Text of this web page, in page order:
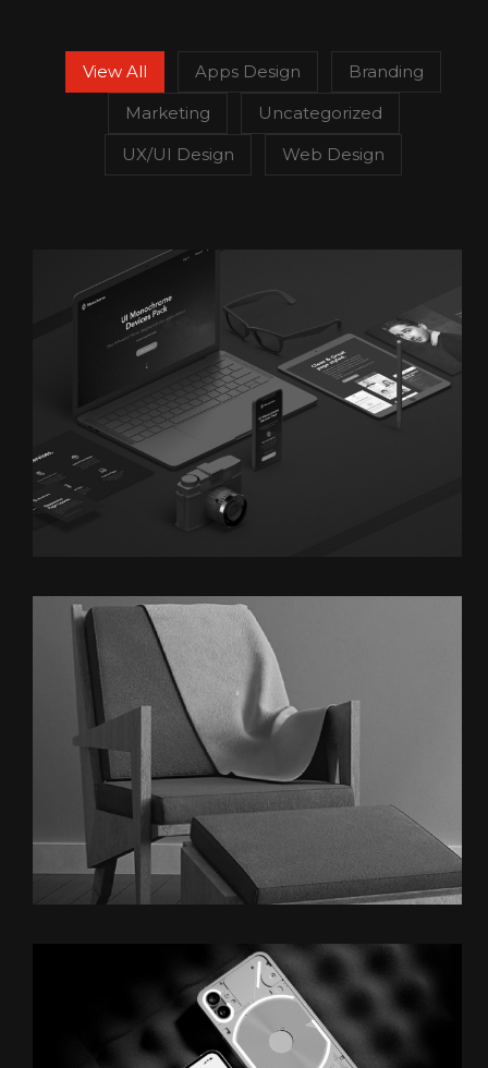
View All Apps Design
Branding
Marketing
Uncategorized
UX/UI Design
Web Design